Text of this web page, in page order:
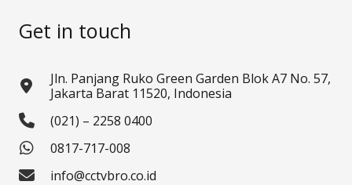
Get in touch
Jln. Panjang Ruko Green Garden Blok A7 No. 57,
Jakarta Barat 11520, Indonesia
(021) – 2258 0400
0817-717-008
info@cctvbro.co.id